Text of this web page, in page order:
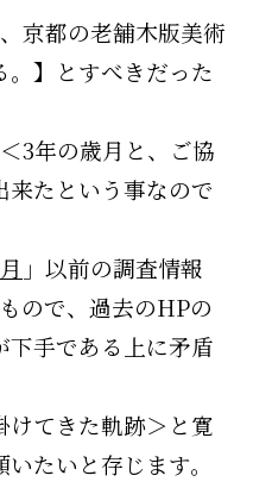
京都の老舗木版美術
】とすべきだった
3年の歳月と、ご協
たという事なので
」以前の調査情報
ので、過去のHPの
下手である上に矛盾
けてきた軌跡＞と寛
たいと存じます。